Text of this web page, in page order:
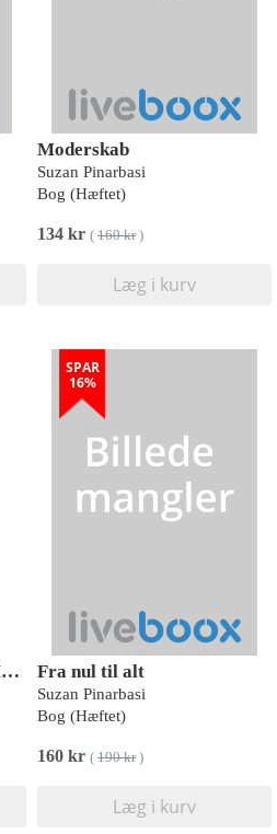
Moderskab
Suzan Pinarbasi
Bog (Hæftet)
134 kr ( 160 kr)
Læg i kurv
MELLEM SIND OG SAMFUND
SPAR
16%
Fra nul til alt
Suzan Pinarbasi
Bog (Hæftet)
160 kr ( 190 kr)
Læg i kurv